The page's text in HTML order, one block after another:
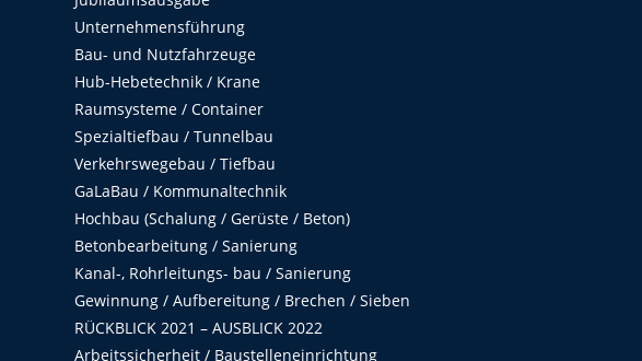
Unternehmensführung
Bau- und Nutzfahrzeuge
Hub-Hebetechnik / Krane
Raumsysteme / Container
Spezialtiefbau / Tunnelbau
Verkehrswegebau / Tiefbau
GaLaBau / Kommunaltechnik
Hochbau (Schalung / Gerüste / Beton)
Betonbearbeitung / Sanierung
Kanal-, Rohrleitungs- bau / Sanierung
Gewinnung / Aufbereitung / Brechen / Sieben
RÜCKBLICK 2021 – AUSBLICK 2022
Arbeitssicherheit / Baustelleneinrichtung